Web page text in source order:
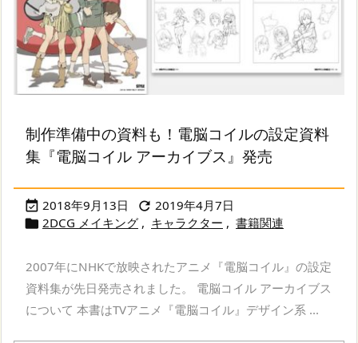
制作準備中の資料も！電脳コイルの設定資料
集『電脳コイル アーカイブス』発売
 2018年9月13日  2019年4月7日
 2DCG メイキング , キャラクター , 書籍関連
2007年にNHKで放映されたアニメ『電脳コイル』の設定
資料集が先日発売されました。 電脳コイル アーカイブス
について 本書はTVアニメ『電脳コイル』デザイン系 ...